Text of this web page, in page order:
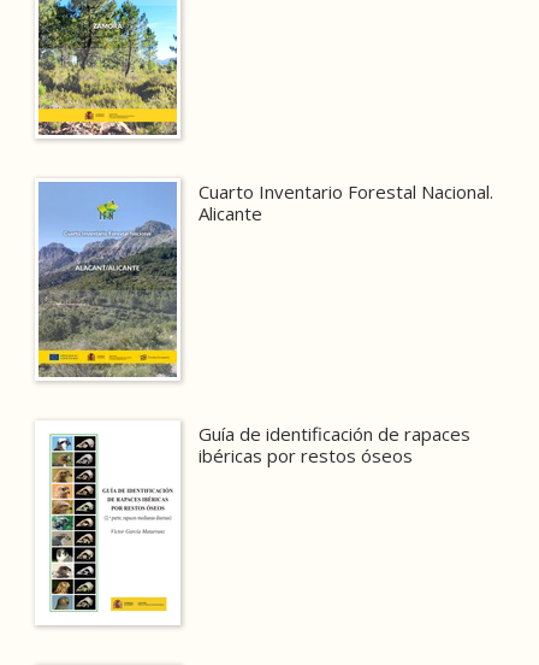
Cuarto Inventario Forestal Nacional.
Alicante
Guía de identificación de rapaces
ibéricas por restos óseos